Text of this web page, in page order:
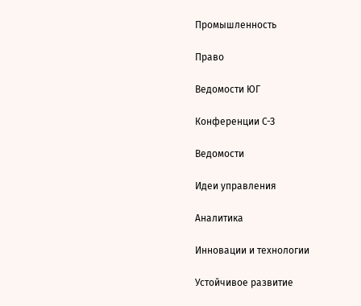
Промышленность
Право
Ведомости ЮГ
Конференции С-З
Ведомости
Идеи управления
Аналитика
Инновации и технологии
Устойчивое развитие